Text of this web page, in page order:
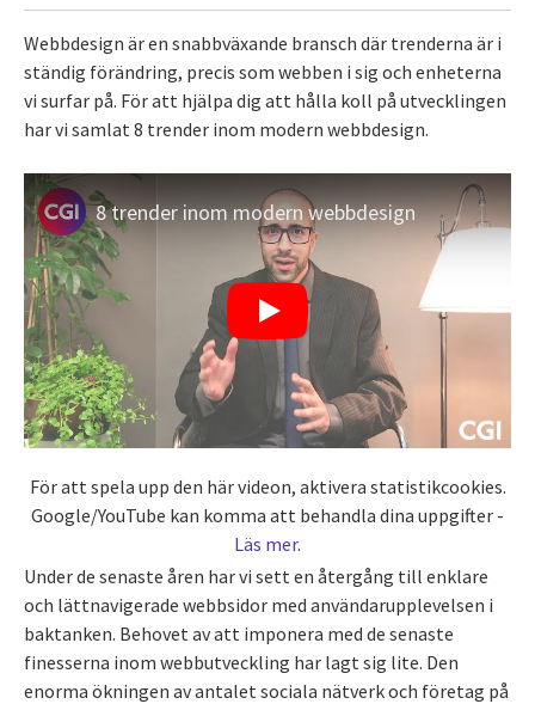
Webbdesign är en snabbväxande bransch där trenderna är i
ständig förändring, precis som webben i sig och enheterna
vi surfar på. För att hjälpa dig att hålla koll på utvecklingen
har vi samlat 8 trender inom modern webbdesign.
8 trender inom modern webbdesign
För att spela upp den här videon, aktivera statistikcookies.
Google/YouTube kan komma att behandla dina uppgifter -
Läs mer.
Under de senaste åren har vi sett en återgång till enklare
och lättnavigerade webbsidor med användarupplevelsen i
baktanken. Behovet av att imponera med de senaste
finesserna inom webbutveckling har lagt sig lite. Den
enorma ökningen av antalet sociala nätverk och företag på